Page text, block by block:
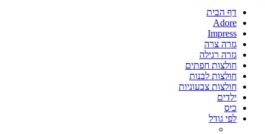
דף הבית
Adore
Impress
גזרה צרה
גזרה רגילה
חולצות חפתים
חולצות לבנות
חולצות צבעוניות
ילדים
כיס
לפי גודל